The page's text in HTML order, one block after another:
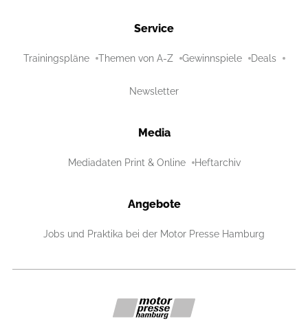
Service
Trainingspläne Themen von A-Z Gewinnspiele Deals
Newsletter
Media
Mediadaten Print & Online Heftarchiv
Angebote
Jobs und Praktika bei der Motor Presse Hamburg